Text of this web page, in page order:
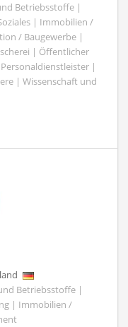
Betriebsstoffe |
| Immobilien /
/ Baugewerbe |
| Öffentlicher
|
| Wissenschaft und
Betriebsstoffe |
| Immobilien /